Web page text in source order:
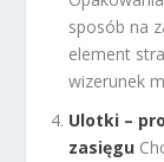
sposób na
element
wizerunek
Ulotki –
zasięgu